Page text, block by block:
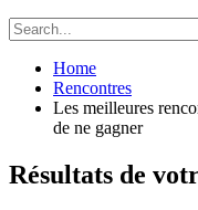
Home
Rencontres
Les meilleures
de ne gagner
Résultats de